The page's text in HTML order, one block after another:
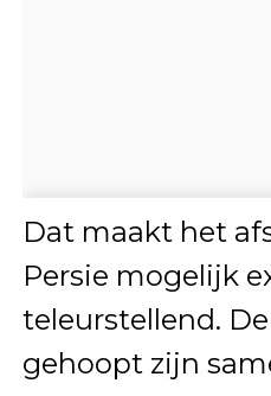
Dat maakt het
Persie mogelijk
teleurstellend.
gehoopt zijn